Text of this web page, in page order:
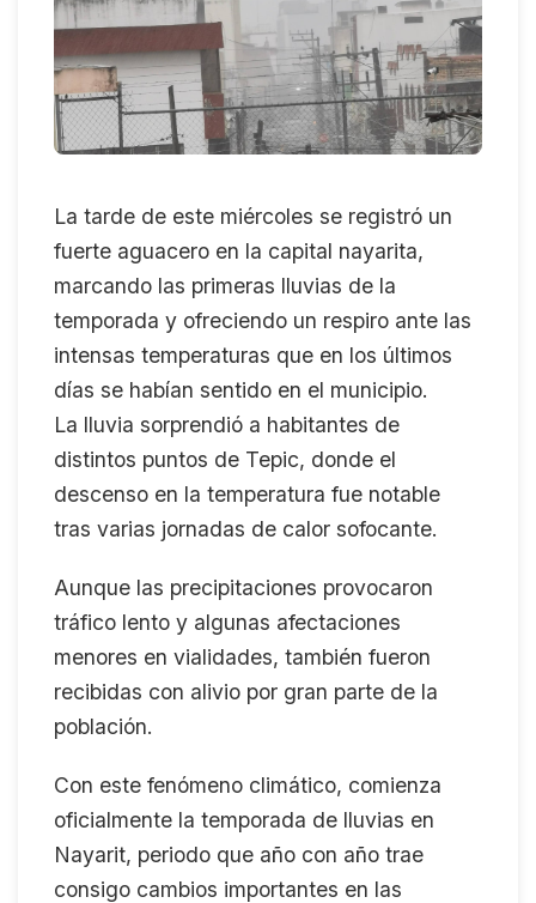
La tarde de este miércoles se registró un
fuerte aguacero en la capital nayarita,
marcando las primeras lluvias de la
temporada y ofreciendo un respiro ante las
intensas temperaturas que en los últimos
días se habían sentido en el municipio.
La lluvia sorprendió a habitantes de
distintos puntos de Tepic, donde el
descenso en la temperatura fue notable
tras varias jornadas de calor sofocante.
Aunque las precipitaciones provocaron
tráfico lento y algunas afectaciones
menores en vialidades, también fueron
recibidas con alivio por gran parte de la
población.
Con este fenómeno climático, comienza
oficialmente la temporada de lluvias en
Nayarit, periodo que año con año trae
consigo cambios importantes en las